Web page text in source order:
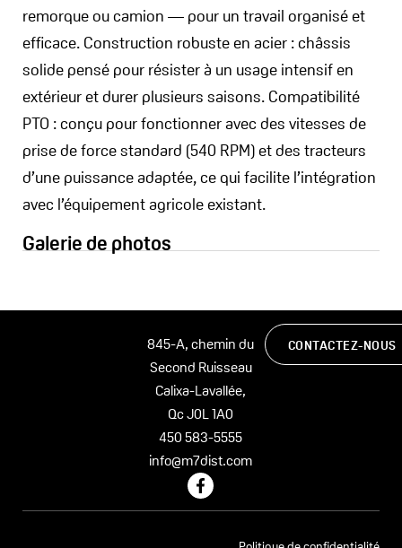
remorque ou camion — pour un travail organisé et
efficace. Construction robuste en acier : châssis
solide pensé pour résister à un usage intensif en
extérieur et durer plusieurs saisons. Compatibilité
PTO : conçu pour fonctionner avec des vitesses de
prise de force standard (540 RPM) et des tracteurs
d’une puissance adaptée, ce qui facilite l’intégration
avec l’équipement agricole existant.
Galerie de photos
845-A, chemin du
Second Ruisseau
Calixa-Lavallée,
Qc J0L 1A0
450 583-5555
info@m7dist.com
F
a
c
CONTACTEZ-NOUS